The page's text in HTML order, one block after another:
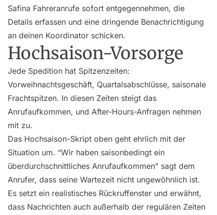
Safina Fahreranrufe sofort entgegennehmen, die
Details erfassen und eine dringende Benachrichtigung
an deinen Koordinator schicken.
Hochsaison-Vorsorge
Jede Spedition hat Spitzenzeiten:
Vorweihnachtsgeschäft, Quartalsabschlüsse, saisonale
Frachtspitzen. In diesen Zeiten steigt das
Anrufaufkommen, und After-Hours-Anfragen nehmen
mit zu.
Das Hochsaison-Skript oben geht ehrlich mit der
Situation um. “Wir haben saisonbedingt ein
überdurchschnittliches Anrufaufkommen” sagt dem
Anrufer, dass seine Wartezeit nicht ungewöhnlich ist.
Es setzt ein realistisches Rückruffenster und erwähnt,
dass Nachrichten auch außerhalb der regulären Zeiten